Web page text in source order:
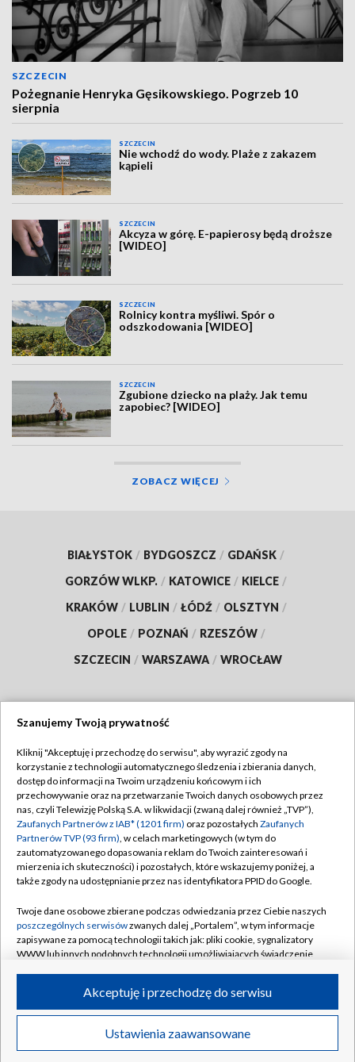
SZCZECIN
Pożegnanie Henryka Gęsikowskiego. Pogrzeb 10
sierpnia
SZCZECIN
Nie wchodź do wody. Plaże z zakazem
kąpieli
SZCZECIN
Akcyza w górę. E-papierosy będą droższe
[WIDEO]
SZCZECIN
Rolnicy kontra myśliwi. Spór o
odszkodowania [WIDEO]
SZCZECIN
Zgubione dziecko na plaży. Jak temu
zapobiec? [WIDEO]
ZOBACZ WIĘCEJ
BIAŁYSTOK / BYDGOSZCZ / GDAŃSK /
GORZÓW WLKP. / KATOWICE / KIELCE /
KRAKÓW / LUBLIN / ŁÓDŹ / OLSZTYN /
OPOLE / POZNAŃ / RZESZÓW /
SZCZECIN / WARSZAWA / WROCŁAW
TVP
Abonament TVP
Emisja w TVP
Centrum informacji TVP
Naziemna Telewizja Cyfrowa
Rada Programowa
System NOS
Informacje o nadawcy
Program dla prasy
Ogłoszenie przetargowe
Regulamin TVP
Polityka prywatności
Moje zgody
Pomoc
Kontakt
Kanały
©2026 Telewizja Polska S.A. w likwidacji
Szanujemy Twoją prywatność
Kliknij "Akceptuję i przechodzę do serwisu", aby wyrazić zgody na
korzystanie z technologii automatycznego śledzenia i zbierania danych,
dostęp do informacji na Twoim urządzeniu końcowym i ich
przechowywanie oraz na przetwarzanie Twoich danych osobowych przez
nas, czyli Telewizję Polską S.A. w likwidacji (zwaną dalej również „TVP”),
Zaufanych Partnerów z IAB* (1201 firm) oraz pozostałych Zaufanych
Partnerów TVP (93 firm), w celach marketingowych (w tym do
zautomatyzowanego dopasowania reklam do Twoich zainteresowań i
mierzenia ich skuteczności) i pozostałych, które wskazujemy poniżej, a
także zgody na udostępnianie przez nas identyfikatora PPID do Google.
Twoje dane osobowe zbierane podczas odwiedzania przez Ciebie naszych
poszczególnych serwisówzwanych dalej „Portalem”, w tym informacje
zapisywane za pomocą technologii takich jak: pliki cookie, sygnalizatory
WWW lub innych podobnych technologii umożliwiających świadczenie
ruchu w Internecie.
Twoje dane osobowe zbierane podczas odwiedzania przez Ciebie
poszczególnych serwisówna Portalu, takie jak adresy IP, identyfikatory
Ustawienia zaawansowane
Akceptuję i przechodzę do serwisu